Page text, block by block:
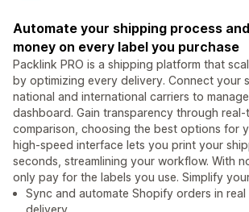
Automate your shipping process
money on every label you purchase
Packlink PRO is a shipping platform that
by optimizing every delivery. Connect your
national and international carriers to
dashboard. Gain transparency through real-
comparison, choosing the best options for
high-speed interface lets you print your
seconds, streamlining your workflow. With
only pay for the labels you use. Simplify
Sync and automate Shopify orders in real